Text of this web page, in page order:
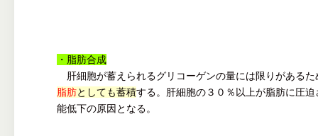
・脂肪合成
肝細胞が蓄えられるグリコーゲンの量には限りがあるた
脂肪としても蓄積する。肝細胞の３０％以上が脂肪に圧
能低下の原因となる。